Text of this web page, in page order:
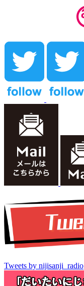
Tweets by nijisanji_radio